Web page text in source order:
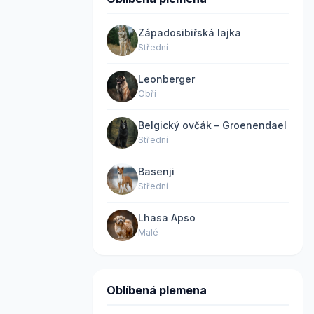
Západosibiřská lajka
Střední
Leonberger
Obří
Belgický ovčák – Groenendael
Střední
Basenji
Střední
Lhasa Apso
Malé
Oblíbená plemena